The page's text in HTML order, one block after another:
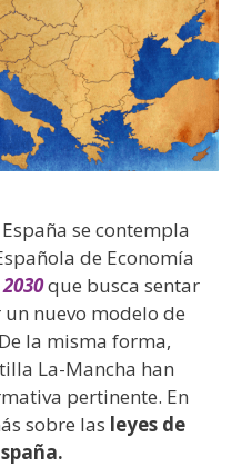
se contempla
de Economía
que busca sentar
nuevo modelo de
la misma forma,
La-Mancha han
pertinente. En
sobre las leyes de